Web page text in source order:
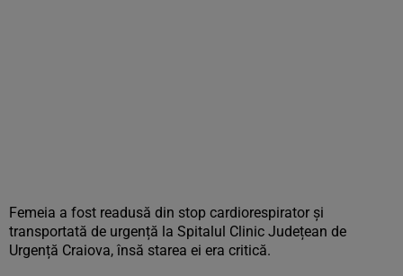
Femeia a fost readusă din stop cardiorespirator și
transportată de urgență la Spitalul Clinic Județean de
Urgență Craiova, însă starea ei era critică.